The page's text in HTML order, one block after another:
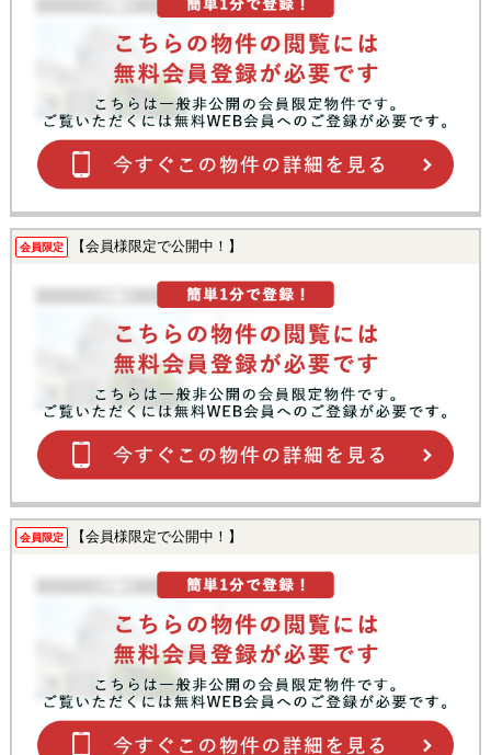
会員限定 【会員様限定で公開中！】
会員限定 【会員様限定で公開中！】